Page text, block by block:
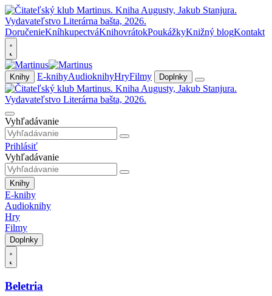
DoručenieKníhkupectváKnihovrátokPoukážkyKnižný blogKontakt
Knihy E-knihyAudioknihyHryFilmy Doplnky
Vyhľadávanie
Prihlásiť
Vyhľadávanie
Knihy
E-knihy
Audioknihy
Hry
Filmy
Doplnky
Beletria